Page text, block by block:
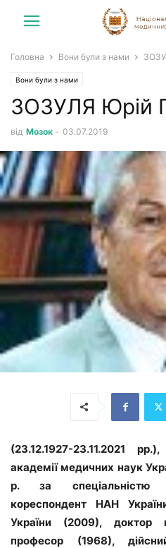
Головна Вони були з нами
Вони були з нами
ЗОЗУЛЯ Юрій
від Мозок - 03.07.2019
(23.12.1927-23.11.2021
академії медичних наук
р. за спеціальністю
кореспондент НАН
України (2009), доктор
професор (1968),